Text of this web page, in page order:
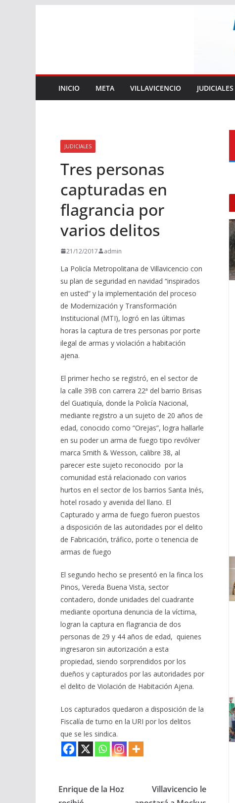
INICIO META VILLAVICENCIO JUDICIALES
JUDICIALES
Tres personas
capturadas en
flagrancia por
varios delitos
21/12/2017 admin
La Policía Metropolitana de Villavicencio con
su plan de seguridad en navidad “inspirados
en usted” y la implementación del proceso
de Modernización y Transformación
Institucional (MTI), logró en las últimas
horas la captura de tres personas por porte
ilegal de armas y violación a habitación
ajena.
El primer hecho se registró, en el sector de
la calle 39B con carrera 22ª del barrio Brisas
del Guatiquía, donde la Policía Nacional,
mediante registro a un sujeto de 20 años de
edad, conocido como “Orejas”, logra hallarle
en su poder un arma de fuego tipo revólver
marca Smith & Wesson, calibre 38, al
parecer este sujeto reconocido por la
comunidad está relacionado con varios
hurtos en el sector de los barrios Santa Inés,
hotel rosado y avenida del llano. El
Capturado y arma de fuego fueron puestos
a disposición de las autoridades por el delito
de Fabricación, tráfico, porte o tenencia de
armas de fuego
El segundo hecho se presentó en la finca los
Pinos, Vereda Buena Vista, sector
contadero, donde unidades del cuadrante
mediante oportuna denuncia de la víctima,
logran la captura en flagrancia de dos
personas de 29 y 44 años de edad, quienes
ingresaron sin autorización a esta
propiedad, siendo sorprendidos por los
dueños y capturados por las autoridades por
el delito de Violación de Habitación Ajena.
Los capturados quedaron a disposición de la
Fiscalía de turno en la URI por los delitos
que se les sindica.
Enrique de la Hoz
Villavicencio le